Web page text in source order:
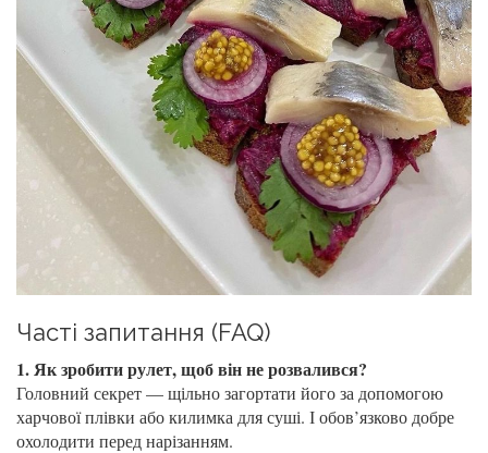
Часті запитання (FAQ)
1. Як зробити рулет, щоб він не розвалився?
Головний секрет — щільно загортати його за допомогою
харчової плівки або килимка для суші. І обов’язково добре
охолодити перед нарізанням.